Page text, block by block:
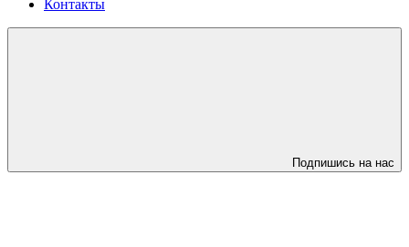
Контакты
Подпишись на нас